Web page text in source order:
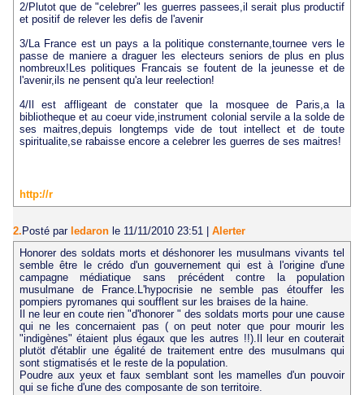
2/Plutot que de "celebrer" les guerres passees,il serait plus productif
et positif de relever les defis de l'avenir
3/La France est un pays a la politique consternante,tournee vers le
passe de maniere a draguer les electeurs seniors de plus en plus
nombreux!Les politiques Francais se foutent de la jeunesse et de
l'avenir,ils ne pensent qu'a leur reelection!
4/Il est affligeant de constater que la mosquee de Paris,a la
bibliotheque et au coeur vide,instrument colonial servile a la solde de
ses maitres,depuis longtemps vide de tout intellect et de toute
spiritualite,se rabaisse encore a celebrer les guerres de ses maitres!
http://r
2.Posté par ledaron le 11/11/2010 23:51 | Alerter
Honorer des soldats morts et déshonorer les musulmans vivants tel
semble être le crédo d'un gouvernement qui est à l'origine d'une
campagne médiatique sans précédent contre la population
musulmane de France.L'hypocrisie ne semble pas étouffer les
pompiers pyromanes qui soufflent sur les braises de la haine.
Il ne leur en coute rien "d'honorer " des soldats morts pour une cause
qui ne les concernaient pas ( on peut noter que pour mourir les
"indigènes" étaient plus égaux que les autres !!).Il leur en couterait
plutöt d'établir une égalité de traitement entre des musulmans qui
sont stigmatisés et le reste de la population.
Poudre aux yeux et faux semblant sont les mamelles d'un pouvoir
qui se fiche d'une des composante de son territoire.